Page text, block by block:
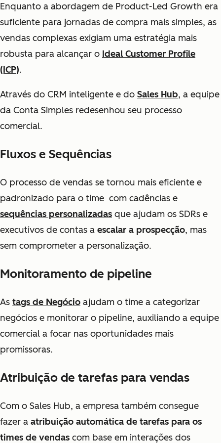
Enquanto a abordagem de Product-Led Growth era
suficiente para jornadas de compra mais simples, as
vendas complexas exigiam uma estratégia mais
robusta para alcançar o Ideal Customer Profile
(ICP).
Através do CRM inteligente e do Sales Hub, a equipe
da Conta Simples redesenhou seu processo
comercial.
Fluxos e Sequências
O processo de vendas se tornou mais eficiente e
padronizado para o time com cadências e
sequências personalizadas que ajudam os SDRs e
executivos de contas a escalar a prospecção, mas
sem comprometer a personalização.
Monitoramento de pipeline
As tags de Negócio ajudam o time a categorizar
negócios e monitorar o pipeline, auxiliando a equipe
comercial a focar nas oportunidades mais
promissoras.
Atribuição de tarefas para vendas
Com o Sales Hub, a empresa também consegue
fazer a atribuição automática de tarefas para os
times de vendas com base em interações dos